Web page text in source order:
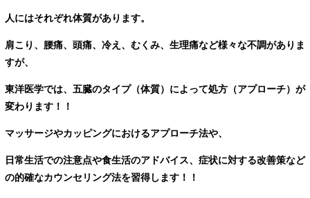
人にはそれぞれ体質があります。
肩こり、腰痛、頭痛、冷え、むくみ、生理痛など様々な不調がありま
すが、
東洋医学では、五臓のタイプ（体質）によって処方（アプローチ）が
変わります！！
マッサージやカッピングにおけるアプローチ法や、
日常生活での注意点や食生活のアドバイス、症状に対する改善策など
の的確なカウンセリング法を習得します！！